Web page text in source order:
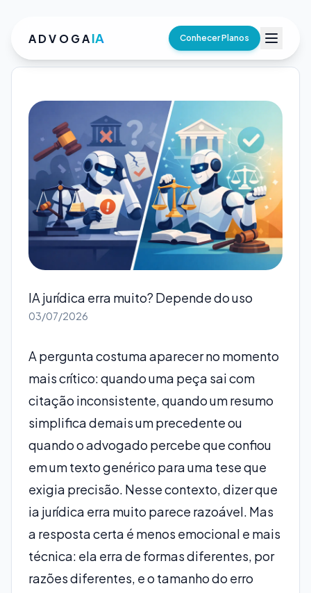
ADVOGAIA Conhecer Planos
IA jurídica erra muito? Depende do uso
03/07/2026
A pergunta costuma aparecer no momento
mais crítico: quando uma peça sai com
citação inconsistente, quando um resumo
simplifica demais um precedente ou
quando o advogado percebe que confiou
em um texto genérico para uma tese que
exigia precisão. Nesse contexto, dizer que
ia jurídica erra muito parece razoável. Mas
a resposta certa é menos emocional e mais
técnica: ela erra de formas diferentes, por
razões diferentes, e o tamanho do erro